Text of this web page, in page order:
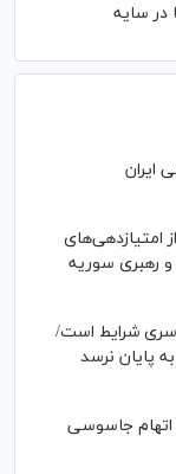
در سایه
ایران
امتیازدهی‌های
و رهبری سوریه
سری شرایط است/
پایان نرسد
جاسوسی